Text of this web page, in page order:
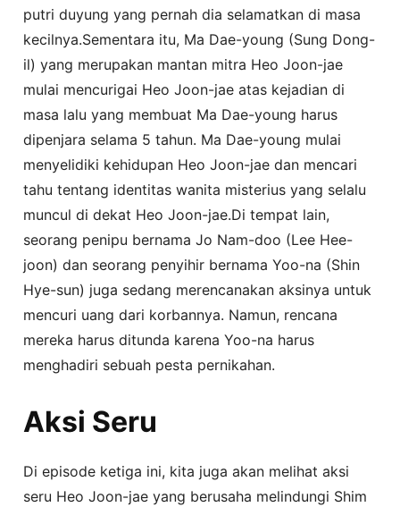
putri duyung yang pernah dia selamatkan di masa
kecilnya.Sementara itu, Ma Dae-young (Sung Dong-
il) yang merupakan mantan mitra Heo Joon-jae
mulai mencurigai Heo Joon-jae atas kejadian di
masa lalu yang membuat Ma Dae-young harus
dipenjara selama 5 tahun. Ma Dae-young mulai
menyelidiki kehidupan Heo Joon-jae dan mencari
tahu tentang identitas wanita misterius yang selalu
muncul di dekat Heo Joon-jae.Di tempat lain,
seorang penipu bernama Jo Nam-doo (Lee Hee-
joon) dan seorang penyihir bernama Yoo-na (Shin
Hye-sun) juga sedang merencanakan aksinya untuk
mencuri uang dari korbannya. Namun, rencana
mereka harus ditunda karena Yoo-na harus
menghadiri sebuah pesta pernikahan.
Aksi Seru
Di episode ketiga ini, kita juga akan melihat aksi
seru Heo Joon-jae yang berusaha melindungi Shim